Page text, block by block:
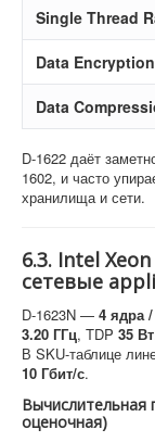
Single Thread
Data
Data
D-1622 даёт
1602, и часто
хранилища и сети.
6.3. Intel
сетевые
D-1623N — 4 ядра
3.20 ГГц, TDP 35 Вт
В SKU-таблице
10 Гбит/с.
Вычислительная
оценочная)